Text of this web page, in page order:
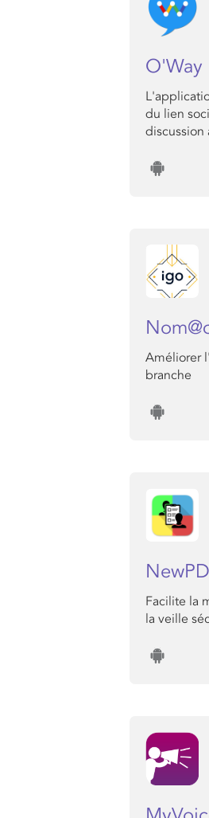
O'Way
du lien
discussion
Améliorer
branche
Facilite la
la veille